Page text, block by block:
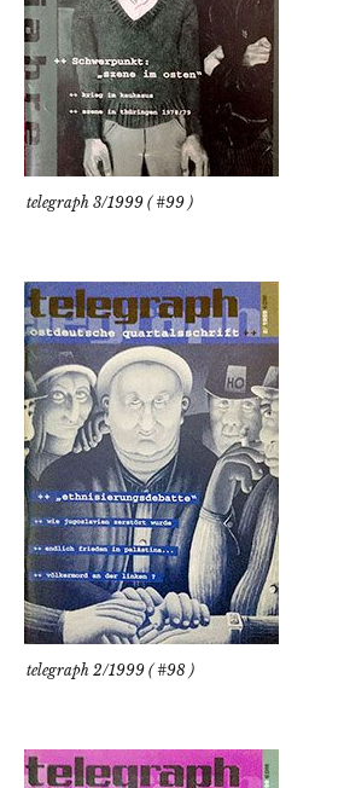
telegraph 3/1999 ( #99 )
telegraph 2/1999 ( #98 )